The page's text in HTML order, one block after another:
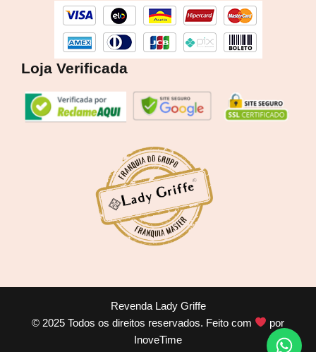
a
m
Loja Verificada
Revenda Lady Griffe
© 2025 Todos os direitos reservados. Feito com
por
InoveTime